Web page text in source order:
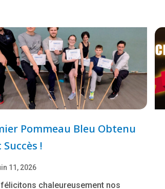
Pommeau Bleu Obtenu
Succès !
11, 2026
chaleureusement nos